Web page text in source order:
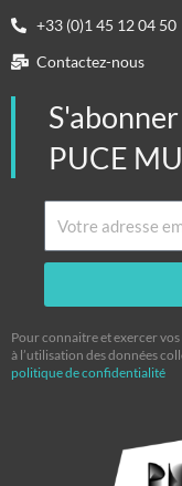
+33 (0)1 45 12 04 50
Contactez-nous
PUCE
Pour connaitre et exercer
à l’utilisation des données
politique de confidentialité